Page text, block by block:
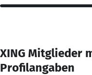
XING Mitglieder
Profilangaben